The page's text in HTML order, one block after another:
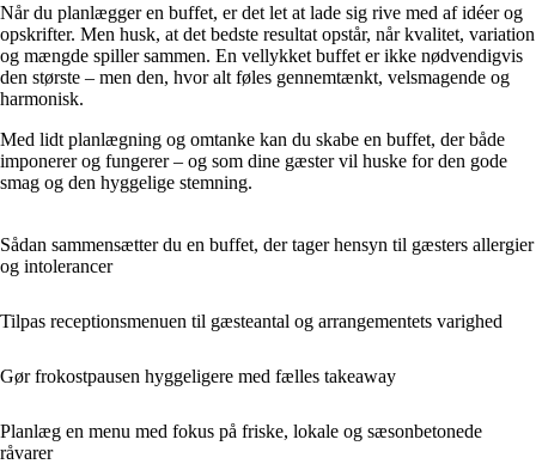
Når du planlægger en buffet, er det let at lade sig rive med af idéer og
opskrifter. Men husk, at det bedste resultat opstår, når kvalitet, variation
og mængde spiller sammen. En vellykket buffet er ikke nødvendigvis
den største – men den, hvor alt føles gennemtænkt, velsmagende og
harmonisk.
Med lidt planlægning og omtanke kan du skabe en buffet, der både
imponerer og fungerer – og som dine gæster vil huske for den gode
smag og den hyggelige stemning.
Sådan sammensætter du en buffet, der tager hensyn til gæsters allergier
og intolerancer
Tilpas receptionsmenuen til gæsteantal og arrangementets varighed
Gør frokostpausen hyggeligere med fælles takeaway
Planlæg en menu med fokus på friske, lokale og sæsonbetonede
råvarer